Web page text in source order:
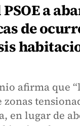
a
de
afirma que
en lugar de